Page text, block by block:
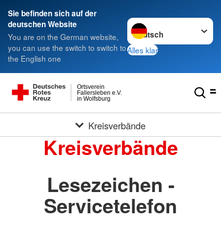
Sie befinden sich auf der
deutschen Website
You are on the German website,
you can use the switch to switch to
the English one
Sprache wechseln zu
Alles klar
in Wolfsburg
Fallersleben e.V.
Ortsverein
Kreisverbände
Kreisverbände
Lesezeichen -
Servicetelefon